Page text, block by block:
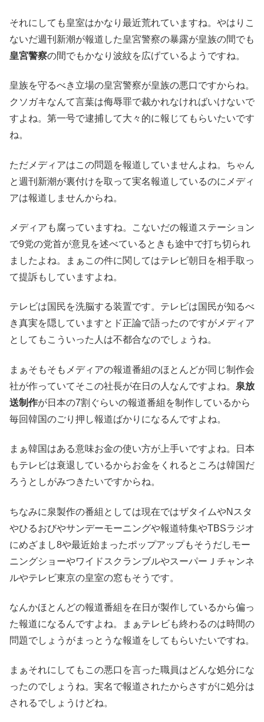
それにしても皇室はかなり最近荒れていますね。やはりこ
ないだ週刊新潮が報道した皇宮警察の暴露が皇族の間でも
皇宮警察の間でもかなり波紋を広げているようですね。
皇族を守るべき立場の皇宮警察が皇族の悪口ですからね。
クソガキなんて言葉は侮辱罪で裁かれなければいけないで
すよね。第一号で逮捕して大々的に報じてもらいたいです
ね。
ただメディアはこの問題を報道していませんよね。ちゃん
と週刊新潮が裏付けを取って実名報道しているのにメディ
アは報道しませんからね。
メディアも腐っていますね。こないだの報道ステーション
で9党の党首が意見を述べているときも途中で打ち切られ
ましたよね。まぁこの件に関してはテレビ朝日を相手取っ
て提訴もしていますよね。
テレビは国民を洗脳する装置です。テレビは国民が知るべ
き真実を隠していますとド正論で語ったのですがメディア
としてもこういった人は不都合なのでしょうね。
まぁそもそもメディアの報道番組のほとんどが同じ制作会
社が作っていてそこの社長が在日の人なんですよね。 泉放
送制作が日本の7割ぐらいの報道番組を制作しているから
毎回韓国のごり押し報道ばかりになるんですよね。
まぁ韓国はある意味お金の使い方が上手いですよね。日本
もテレビは衰退しているからお金をくれるところは韓国だ
ろうとしがみつきたいですからね。
ちなみに泉製作の番組としては現在ではザタイムやNスタ
やひるおびやサンデーモーニングや報道特集やTBSラジオ
にめざまし8や最近始まったポップアップもそうだしモー
ニングショーやワイドスクランブルやスーパーＪチャンネ
ルやテレビ東京の皇室の窓もそうです。
なんかほとんどの報道番組を在日が製作しているから偏っ
た報道になるんですよね。まぁテレビも終わるのは時間の
問題でしょうがまっとうな報道をしてもらいたいですね。
まぁそれにしてもこの悪口を言った職員はどんな処分にな
ったのでしょうね。実名で報道されたからさすがに処分は
されるでしょうけどね。